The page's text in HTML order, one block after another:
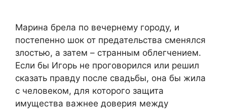
Марина брела по вечернему городу, и
постепенно шок от предательства сменялся
злостью, а затем – странным облегчением.
Если бы Игорь не проговорился или решил
сказать правду после свадьбы, она бы жила
с человеком, для которого защита
имущества важнее доверия между